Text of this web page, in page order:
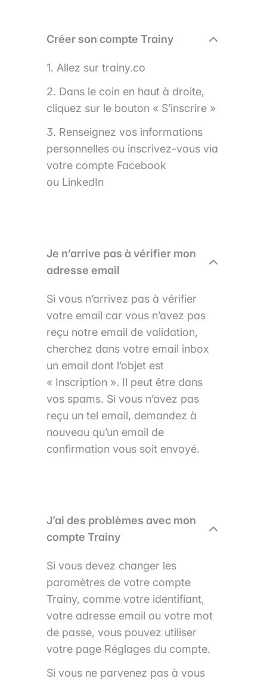
Créer son compte Trainy
1. Allez sur trainy.co
2. Dans le coin en haut à droite,
cliquez sur le bouton « S’inscrire »
3. Renseignez vos informations
personnelles ou inscrivez-vous via
votre compte Facebook
ou LinkedIn
Je n’arrive pas à vérifier mon
adresse email
Si vous n’arrivez pas à vérifier
votre email car vous n’avez pas
reçu notre email de validation,
cherchez dans votre email inbox
un email dont l’objet est
« Inscription ». Il peut être dans
vos spams. Si vous n’avez pas
reçu un tel email, demandez à
nouveau qu’un email de
confirmation vous soit envoyé.
J’ai des problèmes avec mon
compte Trainy
Si vous devez changer les
paramètres de votre compte
Trainy, comme votre identifiant,
votre adresse email ou votre mot
de passe, vous pouvez utiliser
votre page Réglages du compte.
Si vous ne parvenez pas à vous